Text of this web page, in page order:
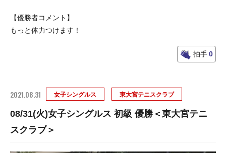
【優勝者コメント】
もっと体力つけます！
拍手0
2021.08.31 女子シングルス 東大宮テニスクラブ
08/31(火)女子シングルス 初級 優勝＜東大宮テニ
スクラブ＞